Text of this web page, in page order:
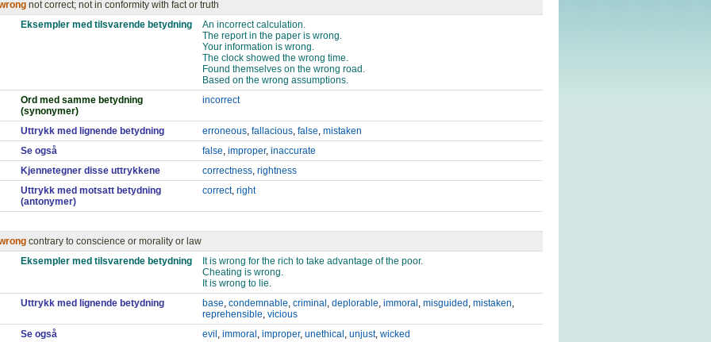
not correct; not in conformity with fact or truth
Eksempler med tilsvarende betydning
An incorrect calculation.
The report in the paper is wrong.
Your information is wrong.
The clock showed the wrong time.
Found themselves on the wrong road.
Based on the wrong assumptions.
Ord med samme betydning
(synonymer)
incorrect
Uttrykk med lignende betydning erroneous, fallacious, false, mistaken
Se også
false, improper, inaccurate
Kjennetegner disse uttrykkene
correctness, rightness
Uttrykk med motsatt betydning
(antonymer)
correct, right
contrary to conscience or morality or law
Eksempler med tilsvarende betydning
It is wrong for the rich to take advantage of the poor.
Cheating is wrong.
It is wrong to lie.
Uttrykk med lignende betydning
base, condemnable, criminal , deplorable, immoral , misguided , mistaken,
reprehensible, vicious
Se også
evil , immoral , improper, unethical , unjust, wicked